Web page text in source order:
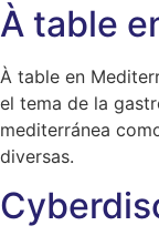
À table
À table en
el tema de la
mediterránea
diversas.